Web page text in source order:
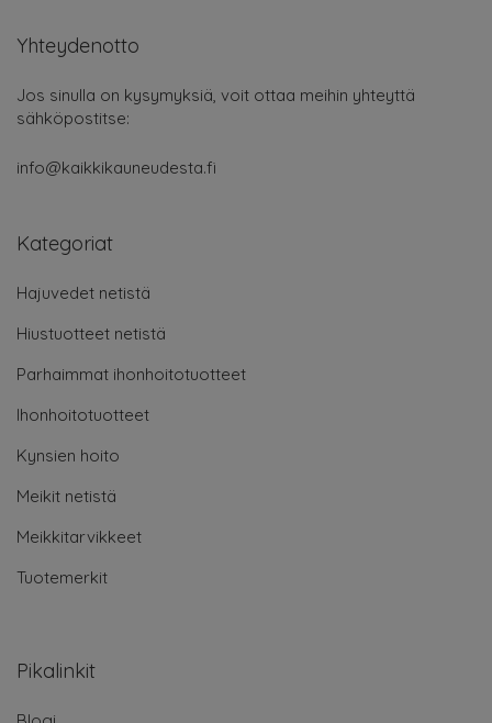
Yhteydenotto
Jos sinulla on kysymyksiä, voit ottaa meihin yhteyttä
sähköpostitse:
info@kaikkikauneudesta.fi
Kategoriat
Hajuvedet netistä
Hiustuotteet netistä
Parhaimmat ihonhoitotuotteet
Ihonhoitotuotteet
Kynsien hoito
Meikit netistä
Meikkitarvikkeet
Tuotemerkit
Pikalinkit